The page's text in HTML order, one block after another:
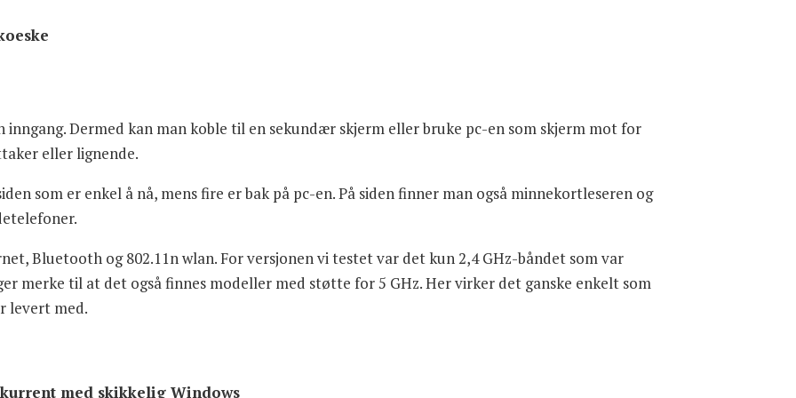
Dermed kan man koble til en sekundær skjerm eller bruke pc-en som skjerm mot for
eller lignende.
som er enkel å nå, mens fire er bak på pc-en. På siden finner man også minnekortleseren og
Bluetooth og 802.11n wlan. For versjonen vi testet var det kun 2,4 GHz-båndet som var
merke til at det også finnes modeller med støtte for 5 GHz. Her virker det ganske enkelt som
levert med.
med skikkelig Windows